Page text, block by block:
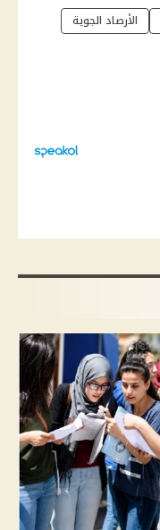
الأرصاد الجوية